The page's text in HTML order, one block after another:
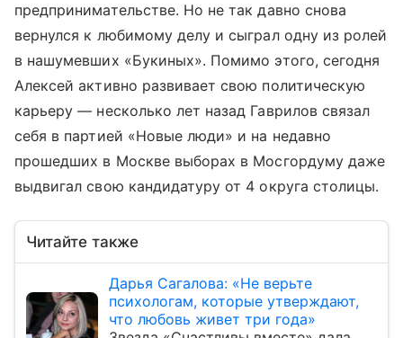
предпринимательстве. Но не так давно снова
вернулся к любимому делу и сыграл одну из ролей
в нашумевших «Букиных». Помимо этого, сегодня
Алексей активно развивает свою политическую
карьеру — несколько лет назад Гаврилов связал
себя в партией «Новые люди» и на недавно
прошедших в Москве выборах в Мосгордуму даже
выдвигал свою кандидатуру от 4 округа столицы.
Читайте также
Дарья Сагалова: «Не верьте
психологам, которые утверждают,
что любовь живет три года»